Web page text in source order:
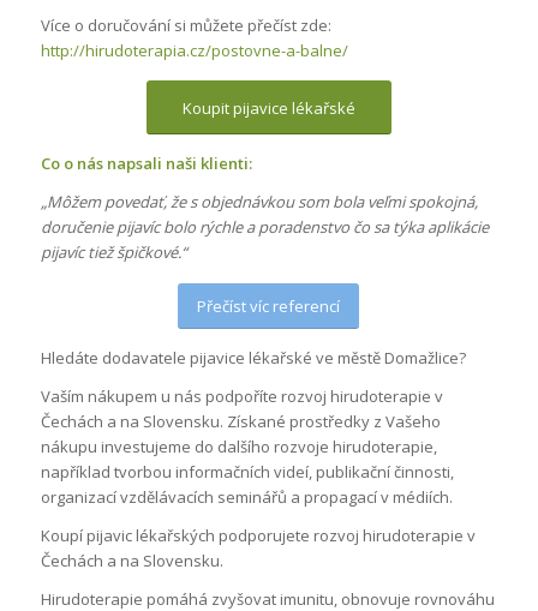
Více o doručování si můžete přečíst zde:
http://hirudoterapia.cz/postovne-a-balne/
Koupit pijavice lékařské
Co o nás napsali naši klienti:
„Môžem povedať, že s objednávkou som bola veľmi spokojná,
doručenie pijavíc bolo rýchle a poradenstvo čo sa týka aplikácie
pijavíc tiež špičkové.“
Přečíst víc referencí
Hledáte dodavatele pijavice lékařské ve městě Domažlice?
Vaším nákupem u nás podpoříte rozvoj hirudoterapie v
Čechách a na Slovensku. Získané prostředky z Vašeho
nákupu investujeme do dalšího rozvoje hirudoterapie,
například tvorbou informačních videí, publikační činnosti,
organizací vzdělávacích seminářů a propagací v médiích.
Koupí pijavic lékařských podporujete rozvoj hirudoterapie v
Čechách a na Slovensku.
Hirudoterapie pomáhá zvyšovat imunitu, obnovuje rovnováhu